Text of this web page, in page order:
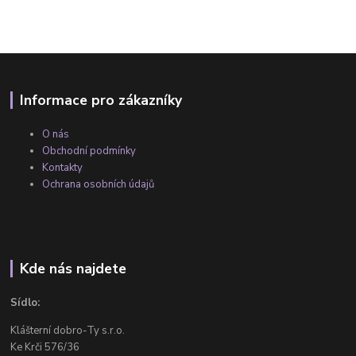
Informace pro zákazníky
O nás
Obchodní podmínky
Kontakty
Ochrana osobních údajů
Kde nás najdete
Sídlo:
Klášterní dobro-Ty s.r.o.
Ke Krči 576/36